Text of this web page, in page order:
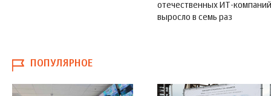
отечественных ИТ-компаний
выросло в семь раз
ПОПУЛЯРНОЕ